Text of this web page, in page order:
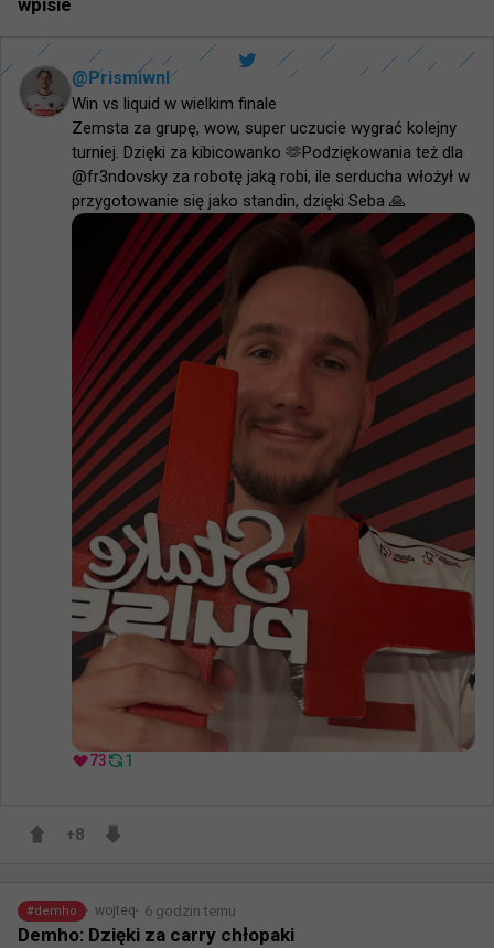
@Prismiwnl
Win vs liquid w wielkim finale
Zemsta za grupę, wow, super uczucie wygrać kolejny
turniej. Dzięki za kibicowanko 🫶Podziękowania też dla
@fr3ndovsky za robotę jaką robi, ile serducha włożył w
przygotowanie się jako standin, dzięki Seba 🙏
73 1
+8
#demho wojteq 6 godzin temu
Demho: Dzięki za carry chłopaki